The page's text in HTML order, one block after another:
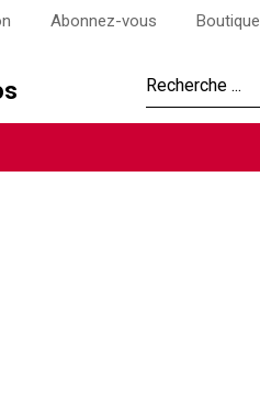
Abonnez-vous Boutique